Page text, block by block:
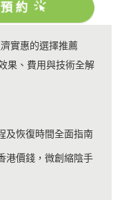
約
實惠的選擇推薦
果、費用與技術全解
及恢復時間全面指南
港價錢，微創縮陰手